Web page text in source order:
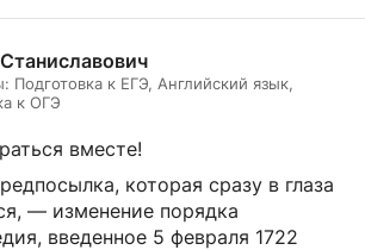
Подготовка к ЕГЭ, Английский язык,
к ОГЭ
вместе!
которая сразу в глаза
— изменение порядка
введенное 5 февраля 1722